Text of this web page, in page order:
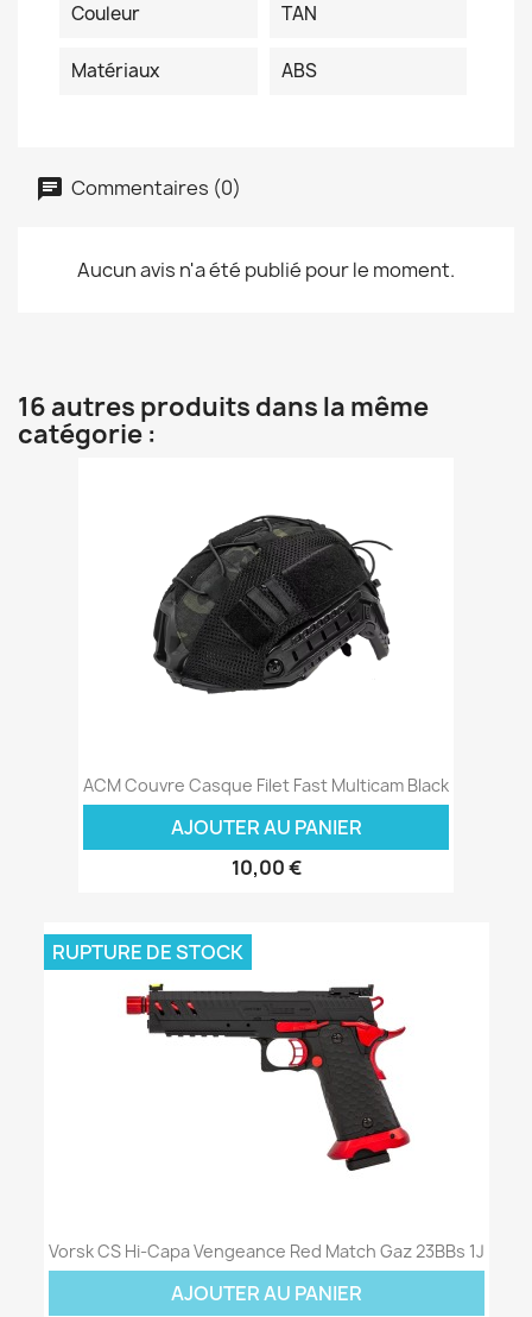
Couleur
TAN
Matériaux ABS
Commentaires (0)
Aucun avis n'a été publié pour le moment.
16 autres produits dans la même
catégorie :
ACM Couvre Casque Filet Fast Multicam Black
AJOUTER AU PANIER
10,00 €
Vorsk CS Hi-Capa Vengeance Red Match Gaz 23BBs 1J
AJOUTER AU PANIER
RUPTURE DE STOCK